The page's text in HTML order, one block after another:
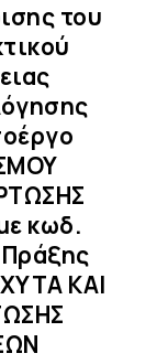
του
κωδ.
ΚΑΙ